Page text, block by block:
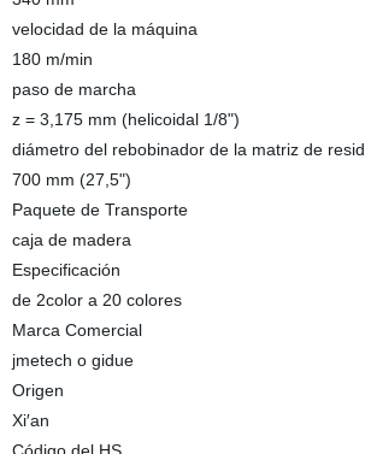
velocidad de la máquina
180 m/min
paso de marcha
z = 3,175 mm (helicoidal 1/8")
diámetro del rebobinador de la matriz de
700 mm (27,5")
Paquete de Transporte
caja de madera
Especificación
de 2color a 20 colores
Marca Comercial
jmetech o gidue
Origen
Xi′an